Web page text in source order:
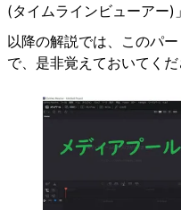
(タイムラインビューアー)
以降の解説では、このパ
で、是非覚えておいてくだ